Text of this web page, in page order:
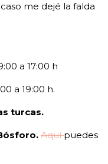
me dejé la falda
a 17:00 h
a 19:00 h.
turcas.
Aquípuedes